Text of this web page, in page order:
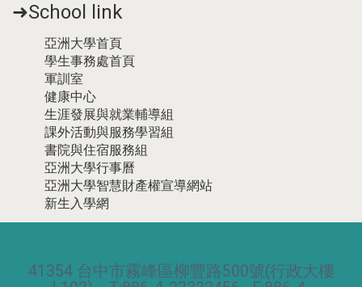
➜School link
亞洲大學首頁
學生事務處首頁
軍訓室
健康中心
生涯發展與就業輔導組
課外活動與服務學習組
書院與住宿服務組
亞洲大學行事曆
亞洲大學智慧財產權宣導網站
新生入學網
41354 台中市霧峰區柳豐路500號(行政大樓